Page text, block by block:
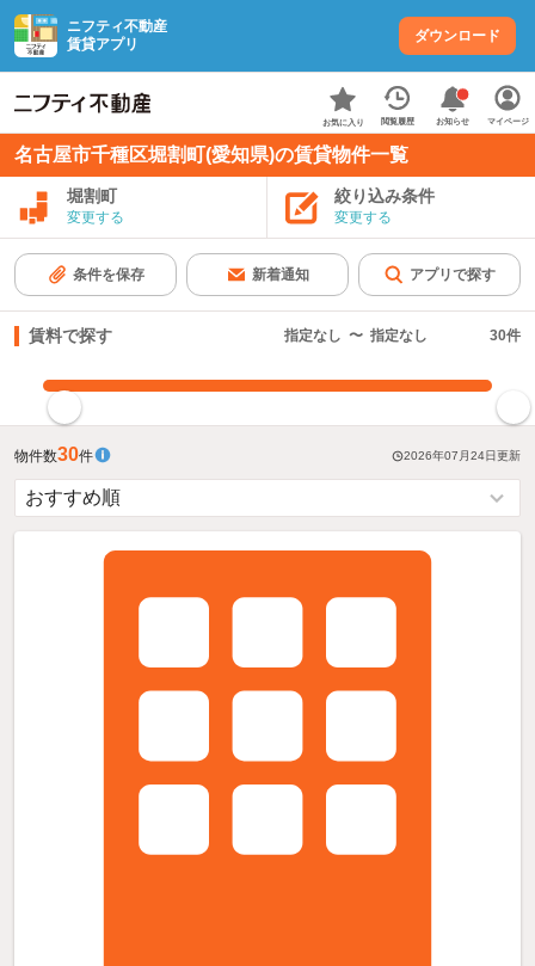
ニフティ不動産
賃貸アプリ
ダウンロード
お気に入り 閲覧履歴 お知らせ マイページ
名古屋市千種区堀割町(愛知県)の賃貸物件一覧
堀割町
変更する
絞り込み条件
変更する
条件を保存 新着通知 アプリで探す
賃料で探す 指定なし 〜 指定なし 30件
物件数30件 2026年07月24日更新